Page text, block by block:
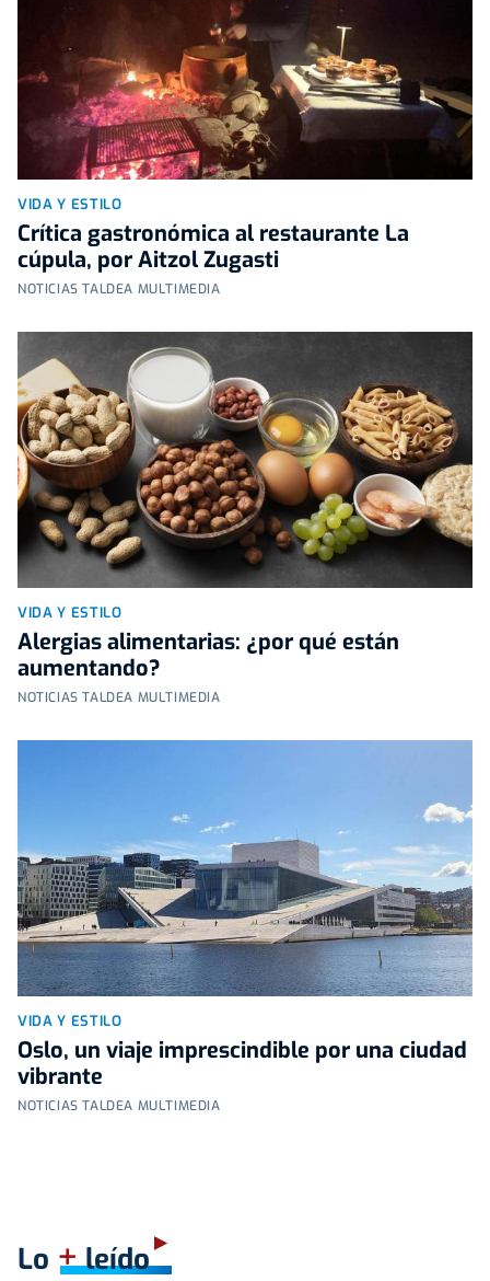
VIDA Y ESTILO
Crítica gastronómica al restaurante La
cúpula, por Aitzol Zugasti
NOTICIAS TALDEA MULTIMEDIA
VIDA Y ESTILO
Alergias alimentarias: ¿por qué están
aumentando?
NOTICIAS TALDEA MULTIMEDIA
VIDA Y ESTILO
Oslo, un viaje imprescindible por una ciudad
vibrante
NOTICIAS TALDEA MULTIMEDIA
Lo +leído